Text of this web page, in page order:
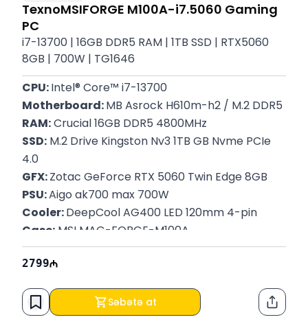
TexnoMSIFORGE M100A-i7.5060 Gaming
PC
i7-13700 | 16GB DDR5 RAM | 1TB SSD | RTX5060
8GB | 700W | TG1646
CPU: Intel® Core™ i7-13700
Motherboard: MB Asrock H610m-h2 / M.2 DDR5
RAM: Crucial 16GB DDR5 4800MHz
SSD: M.2 Drive Kingston Nv3 1TB GB Nvme PCIe
4.0
GFX: Zotac GeForce RTX 5060 Twin Edge 8GB
PSU: Aigo ak700 max 700W
Cooler: DeepCool AG400 LED 120mm 4-pin
Case: MSI MAG-FORGE-M100A
Zəmanət: 12 Ay
2799
Səbətə at